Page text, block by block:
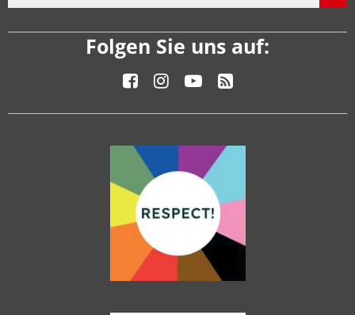
Folgen Sie uns auf: